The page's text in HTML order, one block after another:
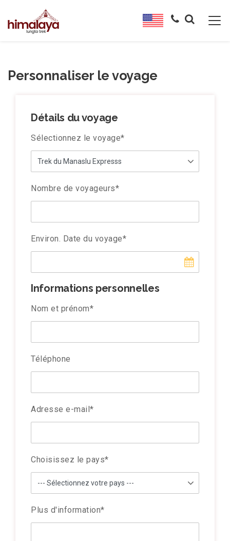
Personnaliser le voyage
Détails du voyage
Sélectionnez le voyage*
Nombre de voyageurs*
Environ. Date du voyage*
Informations personnelles
Nom et prénom*
Téléphone
Adresse e-mail*
Choisissez le pays*
Plus d'information*